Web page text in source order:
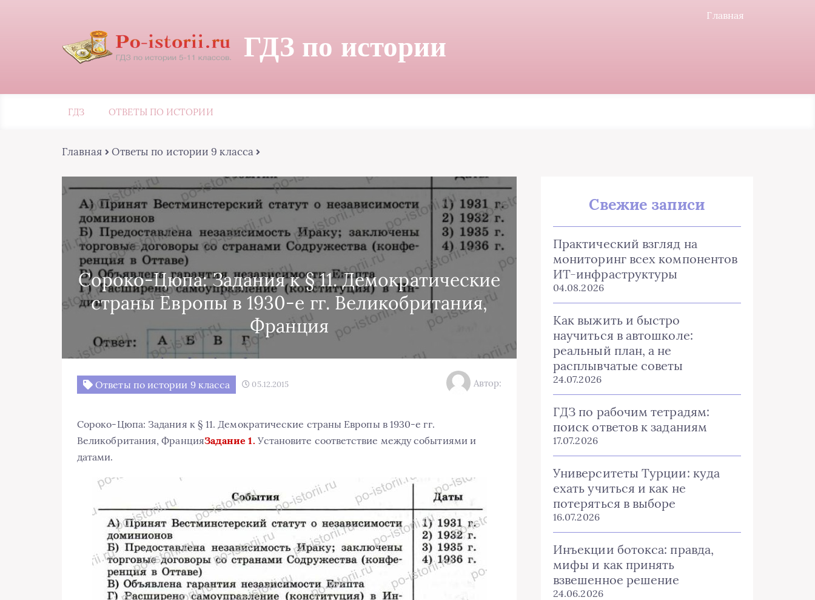
Главная
ГДЗ по истории
ГДЗ ОТВЕТЫ ПО ИСТОРИИ
Главная Ответы по истории 9 класса
Сороко-Цюпа: Задания к § 11. Демократические
страны Европы в 1930-е гг. Великобритания,
Франция
Ответы по истории 9 класса 05.12.2015 Автор:
Сороко-Цюпа: Задания к § 11. Демократические страны Европы в 1930-е гг.
Великобритания, ФранцияЗадание 1. Установите соответствие между событиями и
датами.
Свежие записи
Практический взгляд на
мониторинг всех компонентов
ИТ-инфраструктуры
04.08.2026
Как выжить и быстро
научиться в автошколе:
реальный план, а не
расплывчатые советы
24.07.2026
ГДЗ по рабочим тетрадям:
поиск ответов к заданиям
17.07.2026
Университеты Турции: куда
ехать учиться и как не
потеряться в выборе
16.07.2026
Инъекции ботокса: правда,
мифы и как принять
взвешенное решение
24.06.2026